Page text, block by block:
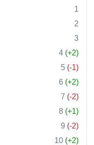
1
2
3
4 (+2)
5 (-1)
6 (+2)
7 (-2)
8 (+1)
9 (-2)
10 (+2)